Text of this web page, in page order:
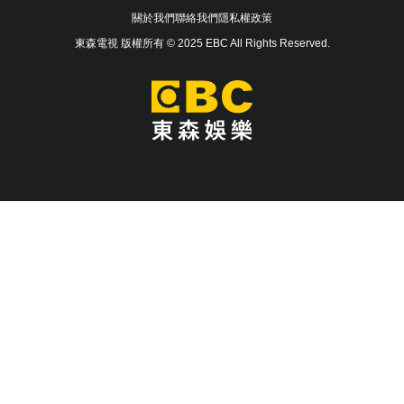
關於我們聯絡我們隱私權政策
東森電視 版權所有 © 2025 EBC All Rights Reserved.